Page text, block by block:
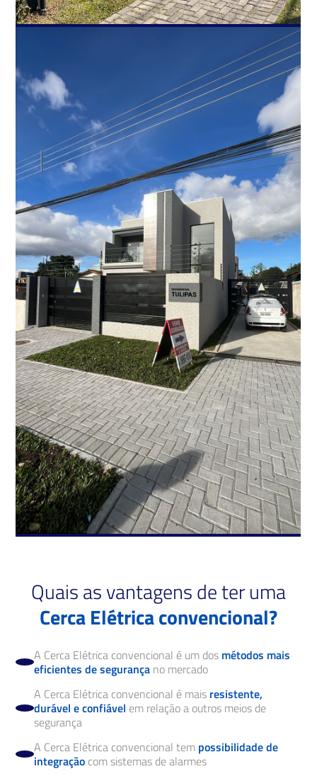
Quais as vantagens de ter uma
Cerca Elétrica convencional?
A Cerca Elétrica convencional é um dos métodos mais
eficientes de segurança no mercado
A Cerca Elétrica convencional é mais resistente,
durável e confiável em relação a outros meios de
segurança
A Cerca Elétrica convencional tem possibilidade de
integração com sistemas de alarmes